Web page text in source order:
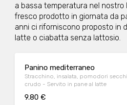
a bassa temperatura nel nostro
fresco prodotto in giornata da
anni ci riforniscono proposto in
latte o ciabatta senza lattosio.
Panino mediterraneo
Stracchino, insalata, pomodori
crudo - Servito in pane al latte
9.80 €